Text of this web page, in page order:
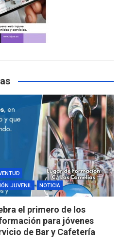
JUVENIL
NOTICIA
el primero de los
para jóvenes
de Bar y Cafetería